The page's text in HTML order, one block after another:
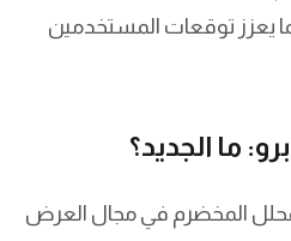
توقعات المستخدمين